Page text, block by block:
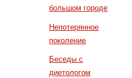
большом городе
Непотерянное
поколение
Беседы с
диетологом